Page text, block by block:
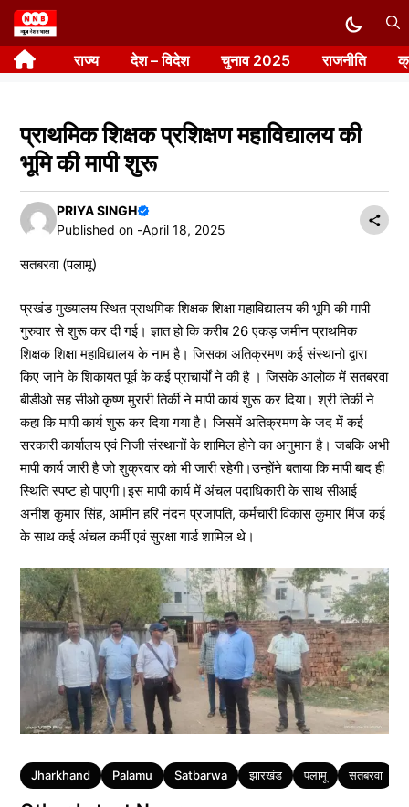
Skip
to
content राज्य देश – विदेश चुनाव 2025 राजनीति
प्राथमिक शिक्षक प्रशिक्षण महाविद्यालय की
भूमि की मापी शुरू
PRIYA SINGH
Published on -April 18, 2025
सतबरवा (पलामू)
प्रखंड मुख्यालय स्थित प्राथमिक शिक्षक शिक्षा महाविद्यालय की भूमि की मापी
गुरुवार से शुरू कर दी गई। ज्ञात हो कि करीब 26 एकड़ जमीन प्राथमिक
शिक्षक शिक्षा महाविद्यालय के नाम है। जिसका अतिक्रमण कई संस्थानो द्वारा
किए जाने के शिकायत पूर्व के कई प्राचार्यों ने की है । जिसके आलोक में सतबरवा
बीडीओ सह सीओ कृष्ण मुरारी तिर्की ने मापी कार्य शुरू कर दिया। श्री तिर्की ने
कहा कि मापी कार्य शुरू कर दिया गया है। जिसमें अतिक्रमण के जद में कई
सरकारी कार्यालय एवं निजी संस्थानों के शामिल होने का अनुमान है। जबकि अभी
मापी कार्य जारी है जो शुक्रवार को भी जारी रहेगी।उन्होंने बताया कि मापी बाद ही
स्थिति स्पष्ट हो पाएगी।इस मापी कार्य में अंचल पदाधिकारी के साथ सीआई
अनीश कुमार सिंह, आमीन हरि नंदन प्रजापति, कर्मचारी विकास कुमार मिंज कई
के साथ कई अंचल कर्मी एवं सुरक्षा गार्ड शामिल थे।
Tags
Jharkhand Palamu Satbarwa झारखंड पलामू सतबरवा